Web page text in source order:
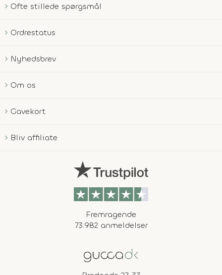
Ofte stillede spørgsmål
Ordrestatus
Nyhedsbrev
Om os
Gavekort
Bliv affiliate
Fremragende
73.982 anmeldelser